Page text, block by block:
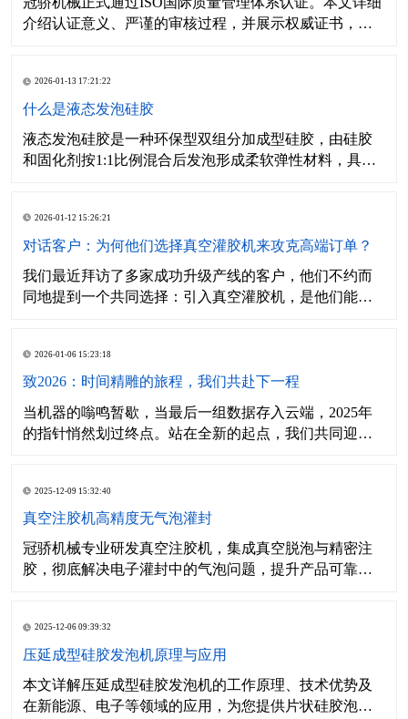
介绍认证意义、严谨的审核过程，并展示权威证书，标
2026-01-13 17:21:22
什么是液态发泡硅胶
液态发泡硅胶是一种环保型双组分加成型硅胶，由硅胶
和固化剂按1:1比例混合后发泡形成柔软弹性材料，具有
2026-01-12 15:26:21
对话客户：为何他们选择真空灌胶机来攻克高端订单？
我们最近拜访了多家成功升级产线的客户，他们不约而
同地提到一个共同选择：引入真空灌胶机，是他们能稳
聊了聊，他的回答很实在。
2026-01-06 15:23:18
致2026：时间精雕的旅程，我们共赴下一程
当机器的嗡鸣暂歇，当最后一组数据存入云端，2025年
的指针悄然划过终点。站在全新的起点，我们共同迎来
2025-12-09 15:32:40
真空注胶机高精度无气泡灌封
冠骄机械专业研发真空注胶机，集成真空脱泡与精密注
胶，彻底解决电子灌封中的气泡问题，提升产品可靠
2025-12-06 09:39:32
压延成型硅胶发泡机原理与应用
本文详解压延成型硅胶发泡机的工作原理、技术优势及
在新能源、电子等领域的应用，为您提供片状硅胶泡棉